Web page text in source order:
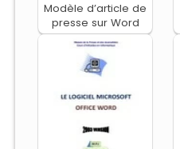
Modèle d’article de
presse sur Word